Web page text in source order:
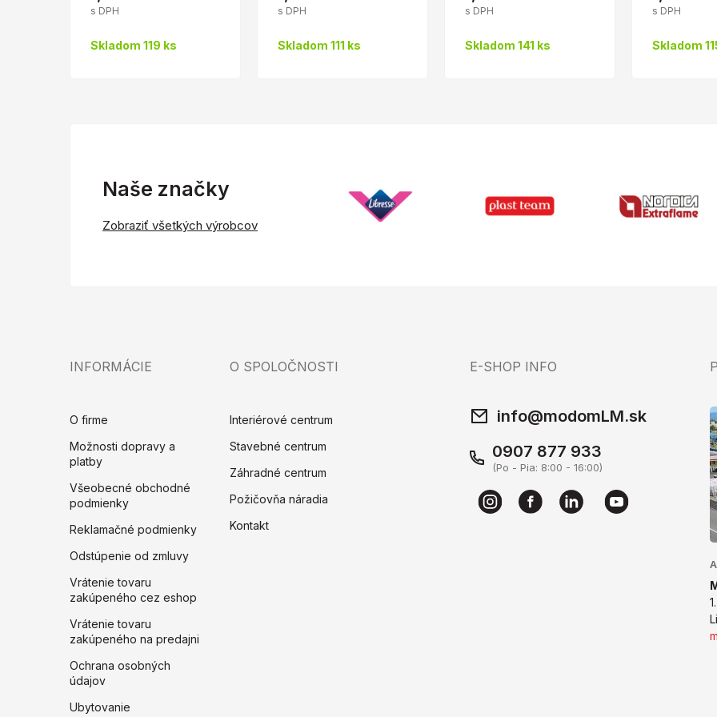
s DPH
Skladom 119 ks
s DPH
Skladom 111 ks
s DPH
Skladom 141 ks
s DPH
Skladom
Naše značky
Zobraziť všetkých výrobcov
INFORMÁCIE
O firme
Možnosti dopravy a
platby
Všeobecné obchodné
podmienky
Reklamačné podmienky
Odstúpenie od zmluvy
Vrátenie tovaru
zakúpeného cez eshop
Vrátenie tovaru
zakúpeného na predajni
Ochrana osobných
údajov
Ubytovanie
O SPOLOČNOSTI
Interiérové centrum
Stavebné centrum
Záhradné centrum
Požičovňa náradia
Kontakt
E-SHOP INFO
info@modomLM.sk
0907 877 933
(Po - Pia: 8:00 - 16:00)